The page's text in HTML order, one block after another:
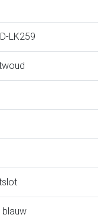
LK259
blauw